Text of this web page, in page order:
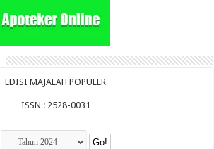
EDISI MAJALAH POPULER
ISSN : 2528-0031